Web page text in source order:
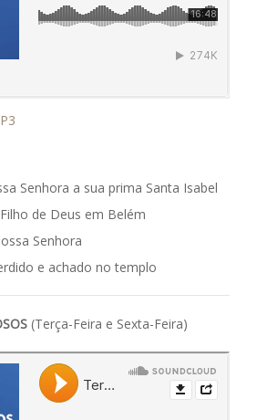
Senhora a sua prima Santa Isabel
de Deus em Belém
Senhora
e achado no templo
(Terça-Feira e Sexta-Feira)